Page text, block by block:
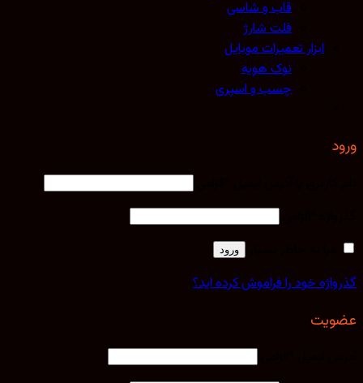
قاب و شاسی
فلت شارژ
ابزار تعمیرات موبایل
نوک هویه
چسب و اسپری
مرا به خاطر بسپار
خود را فراموش کرده اید؟